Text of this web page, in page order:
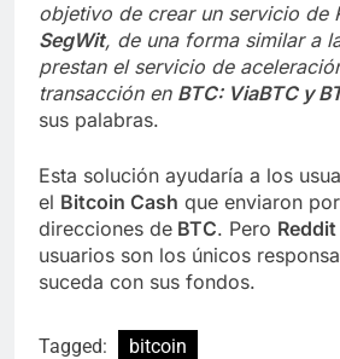
objetivo de crear un servicio de
SegWit, de una forma similar a
prestan el servicio de
transacción en BTC: ViaBTC y
sus palabras.
Esta solución ayudaría a los
el Bitcoin Cash que enviaron
direcciones de BTC. Pero Reddit
usuarios son los únicos
suceda con sus fondos.
Tagged: bitcoin